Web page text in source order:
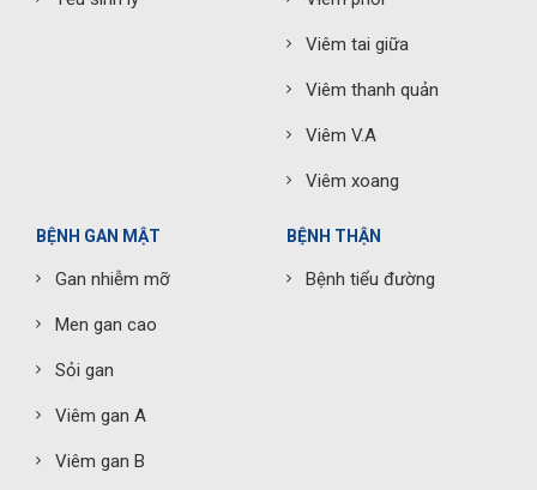
Viêm tai giữa
Viêm thanh quản
Viêm V.A
Viêm xoang
BỆNH GAN MẬT
Gan nhiễm mỡ
Men gan cao
Sỏi gan
Viêm gan A
Viêm gan B
BỆNH THẬN
Bệnh tiểu đường